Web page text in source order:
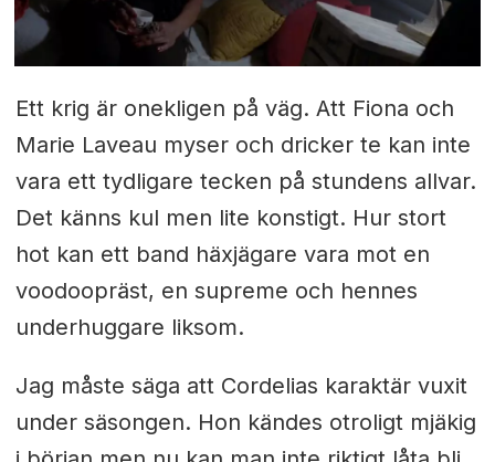
Ett krig är onekligen på väg. Att Fiona och
Marie Laveau myser och dricker te kan inte
vara ett tydligare tecken på stundens allvar.
Det känns kul men lite konstigt. Hur stort
hot kan ett band häxjägare vara mot en
voodoopräst, en supreme och hennes
underhuggare liksom.
Jag måste säga att Cordelias karaktär vuxit
under säsongen. Hon kändes otroligt mjäkig